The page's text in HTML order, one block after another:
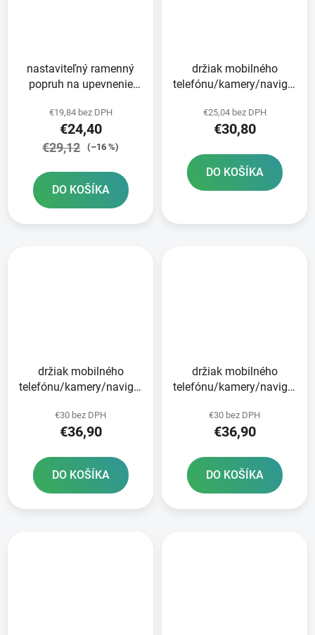
nastaviteľný ramenný
popruh na upevnenie
OXFORD
€19,84 bez DPH
€24,40
€29,12 (–16 %)
DO KOŠÍKA
držiak mobilného
telefónu/kamery/navigácie
čapom OXFORD
€25,04 bez DPH
€30,80
DO KOŠÍKA
držiak mobilného
telefónu/kamery/navigácie
upevnenie na krk
OXFORD
€30 bez DPH
€36,90
DO KOŠÍKA
držiak mobilného
telefónu/kamery/navigácie
na rameno zrkadla
OXFORD
€30 bez DPH
€36,90
DO KOŠÍKA